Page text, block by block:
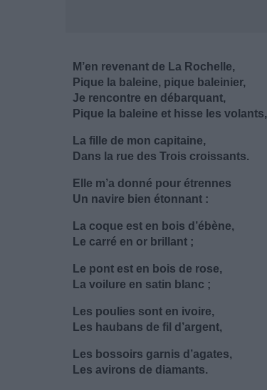
M’en revenant de La Rochelle,
Pique la baleine, pique baleinier,
Je rencontre en débarquant,
Pique la baleine et hisse les volants,
La fille de mon capitaine,
Dans la rue des Trois croissants.
Elle m’a donné pour étrennes
Un navire bien étonnant :
La coque est en bois d’ébène,
Le carré en or brillant ;
Le pont est en bois de rose,
La voilure en satin blanc ;
Les poulies sont en ivoire,
Les haubans de fil d’argent,
Les bossoirs garnis d’agates,
Les avirons de diamants.